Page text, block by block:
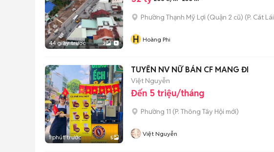
44 giây trước 3
Phường Thạnh Mỹ Lợi (Quận 2 cũ) (P. Cát Lái
H Hoàng Phi
1 phút trước 5
TUYỂN NV NỮ BÁN CF MANG ĐI
Việt Nguyễn
Đến 5 triệu/tháng
Phường 11 (P. Thông Tây Hội mới)
Việt Nguyễn